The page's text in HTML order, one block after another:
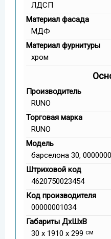
ЛДСП
Материал фасада
МДФ
Материал фурнитуры
хром
Производитель
RUNO
Торговая марка
RUNO
Модель
барселона 30,
Штриховой код
4620750023454
Код производителя
00000001034
Габариты ДxШxВ
30 x 1910 x 299 см